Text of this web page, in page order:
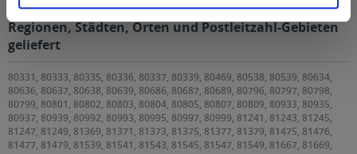
Wolfra Sommer Apfel 6 x 1l wird in den folgenden
Regionen, Städten, Orten und Postleitzahl-Gebieten
geliefert
80331, 80333, 80335, 80336, 80337, 80339, 80469, 80538, 80539, 80634,
80636, 80637, 80638, 80639, 80686, 80687, 80689, 80796, 80797, 80798,
80799, 80801, 80802, 80803, 80804, 80805, 80807, 80809, 80933, 80935,
80937, 80939, 80992, 80993, 80995, 80997, 80999, 81241, 81243, 81245,
81247, 81249, 81369, 81371, 81373, 81375, 81377, 81379, 81475, 81476,
81477, 81479, 81539, 81541, 81543, 81545, 81547, 81549, 81667, 81669,